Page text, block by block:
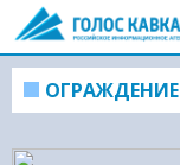
ОГРАЖДЕНИЕ